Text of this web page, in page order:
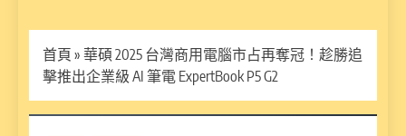
首頁 » 華碩 2025 台灣商用電腦市占再奪冠！趁勝追
擊推出企業級 AI 筆電 ExpertBook P5 G2